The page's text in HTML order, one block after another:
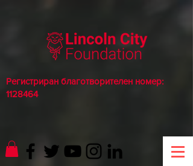
Регистриран благотворителен номер:
1128464